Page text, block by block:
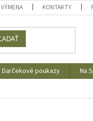
KONTAKTY
Darčekové poukazy Na